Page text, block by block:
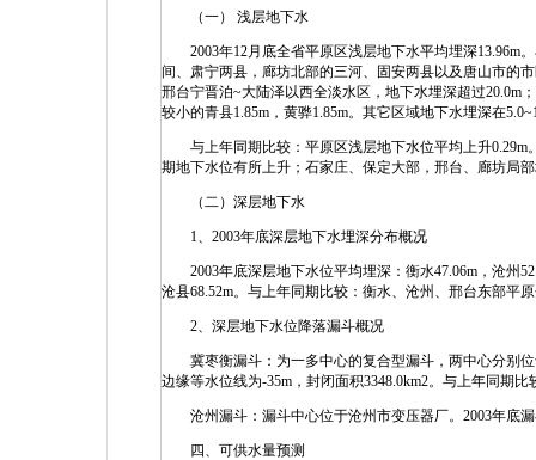
（一） 浅层地下水
2003年12月底全省平原区浅层地下水平均埋深13.96m
间、肃宁两县，廊坊北部的三河、固安两县以及唐山市的
邢台宁晋泊~大陆泽以西全淡水区，地下水埋深超过20.0m
较小的青县1.85m，黄骅1.85m。其它区域地下水埋深在
与上年同期比较：平原区浅层地下水位平均上升0.29m
期地下水位有所上升；石家庄、保定大部，邢台、廊坊局
（二）深层地下水
1、2003年底深层地下水埋深分布概况
2003年底深层地下水位平均埋深：衡水47.06m，沧州
沧县68.52m。与上年同期比较：衡水、沧州、邢台东部平
2、深层地下水位降落漏斗概况
冀枣衡漏斗：为一多中心的复合型漏斗，两中心分别位
边缘等水位线为-35m，封闭面积3348.0km2。与上年同期
沧州漏斗：漏斗中心位于沧州市变压器厂。2003年底漏
四、可供水量预测